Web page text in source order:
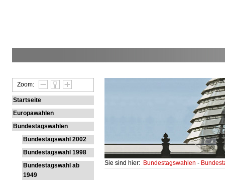
Zoom:
Startseite
Europawahlen
Bundestagswahlen
Bundestagswahl 2002
Bundestagswahl 1998
Bundestagswahl ab
1949
Sie sind hier: Bundestagswahlen-